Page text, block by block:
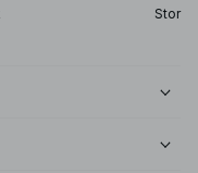
Stor